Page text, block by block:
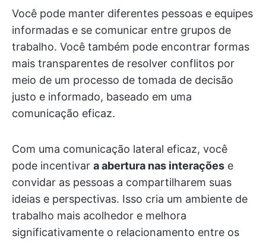
Você pode manter diferentes pessoas e equipes
informadas e se comunicar entre grupos de
trabalho. Você também pode encontrar formas
mais transparentes de resolver conflitos por
meio de um processo de tomada de decisão
justo e informado, baseado em uma
comunicação eficaz.
Com uma comunicação lateral eficaz, você
pode incentivar a abertura nas interações e
convidar as pessoas a compartilharem suas
ideias e perspectivas. Isso cria um ambiente de
trabalho mais acolhedor e melhora
significativamente o relacionamento entre os